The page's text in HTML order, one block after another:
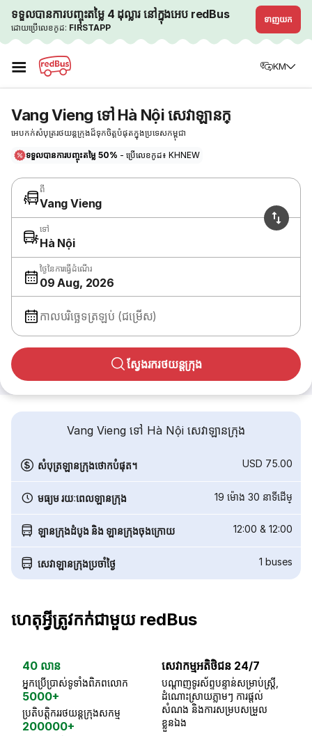
ទទួលបានការបញ្ចុះតម្លៃ 4 ដុល្លារ នៅក្នុងអេប redBus
ដោយប្រើលេខកូដ: FIRSTAPP
ទាញយក
☰ KM
Vang Vieng ទៅ Hà Nội សេវាឡានក្
អេបកក់សំបុត្ររថយន្តក្រុងដ៏ទុកចិត្តបំផុតក្នុងប្រទេសកម្ពុជា
ទទួលបានការបញ្ចុះតម្លៃ 50% - ប្រើលេខកូដ៖ KHNEW
ពី
Vang Vieng
ទៅ
Hà Nội
ថ្ងៃនៃការធ្វើដំណើរ
09 Aug, 2026
កាលបរិច្ឆេទត្រឡប់ (ជម្រើស)
ស្វែងរករថយន្តក្រុង
Vang Vieng ទៅ Hà Nội សេវាឡានក្រុង
សំបុត្រឡានក្រុងថោកបំផុត។ USD 75.00
មធ្យម រយៈពេលឡានក្រុង 19 ម៉ោង 30 នាទី​ដើម្
ឡានក្រុងដំបូង និង ឡានក្រុងចុងក្រោយ 12:00 & 12:00
សេវាឡានក្រុងប្រចាំថ្ងៃ 1 buses
ហេតុអ្វីត្រូវកក់ជាមួយ redBus
40 លាន
អ្នកប្រើប្រាស់ទូទាំងពិភពលោក
5000+
ប្រតិបត្តិកររថយន្តក្រុងសកម្ម
200000+
សេវាកម្មអតិថិជន 24/7
បណ្តាញទូរស័ព្ទបន្ទាន់សម្រាប់ស្ត្រី,
ដំណោះស្រាយភ្លាមៗ ការផ្តល់
សំណង និងការសម្របសម្រួល
ខ្លួនឯង